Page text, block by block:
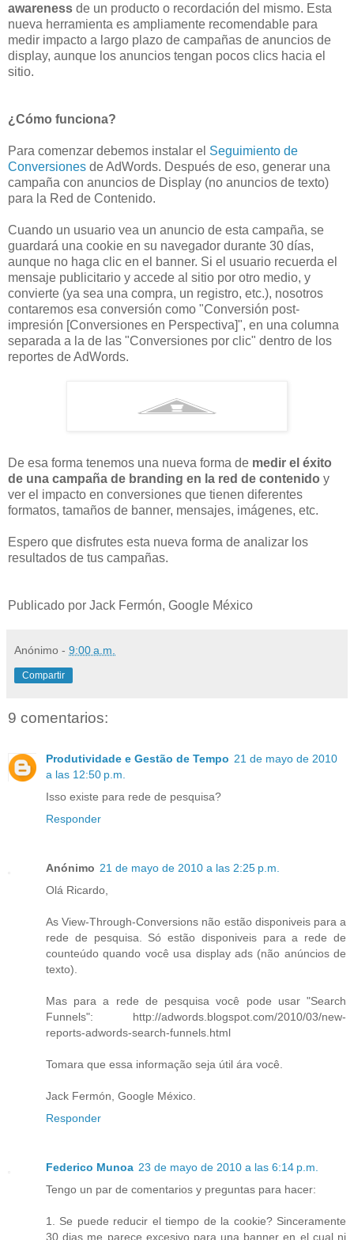
awareness de un producto o recordación del mismo. Esta
nueva herramienta es ampliamente recomendable para
medir impacto a largo plazo de campañas de anuncios de
display, aunque los anuncios tengan pocos clics hacia el
sitio.
¿Cómo funciona?
Para comenzar debemos instalar el Seguimiento de
Conversiones de AdWords. Después de eso, generar una
campaña con anuncios de Display (no anuncios de texto)
para la Red de Contenido.
Cuando un usuario vea un anuncio de esta campaña, se
guardará una cookie en su navegador durante 30 días,
aunque no haga clic en el banner. Si el usuario recuerda el
mensaje publicitario y accede al sitio por otro medio, y
convierte (ya sea una compra, un registro, etc.), nosotros
contaremos esa conversión como "Conversión post-
impresión [Conversiones en Perspectiva]", en una columna
separada a la de las "Conversiones por clic" dentro de los
reportes de AdWords.
De esa forma tenemos una nueva forma de medir el éxito
de una campaña de branding en la red de contenido y
ver el impacto en conversiones que tienen diferentes
formatos, tamaños de banner, mensajes, imágenes, etc.
Espero que disfrutes esta nueva forma de analizar los
resultados de tus campañas.
Publicado por Jack Fermón, Google México
Anónimo - 9:00 a.m.
Compartir
9 comentarios:
Produtividade e Gestão de Tempo 21 de mayo de 2010
a las 12:50 p.m.
Isso existe para rede de pesquisa?
Responder
Anónimo 21 de mayo de 2010 a las 2:25 p.m.
Olá Ricardo,
As View-Through-Conversions não estão disponiveis para a
rede de pesquisa. Só estão disponiveis para a rede de
counteúdo quando você usa display ads (não anúncios de
texto).
Mas para a rede de pesquisa você pode usar "Search
Funnels": http://adwords.blogspot.com/2010/03/new-
reports-adwords-search-funnels.html
Tomara que essa informação seja útil ára você.
Jack Fermón, Google México.
Responder
Federico Munoa 23 de mayo de 2010 a las 6:14 p.m.
Tengo un par de comentarios y preguntas para hacer:
1. Se puede reducir el tiempo de la cookie? Sinceramente
30 dias me parece excesivo para una banner en el cual ni